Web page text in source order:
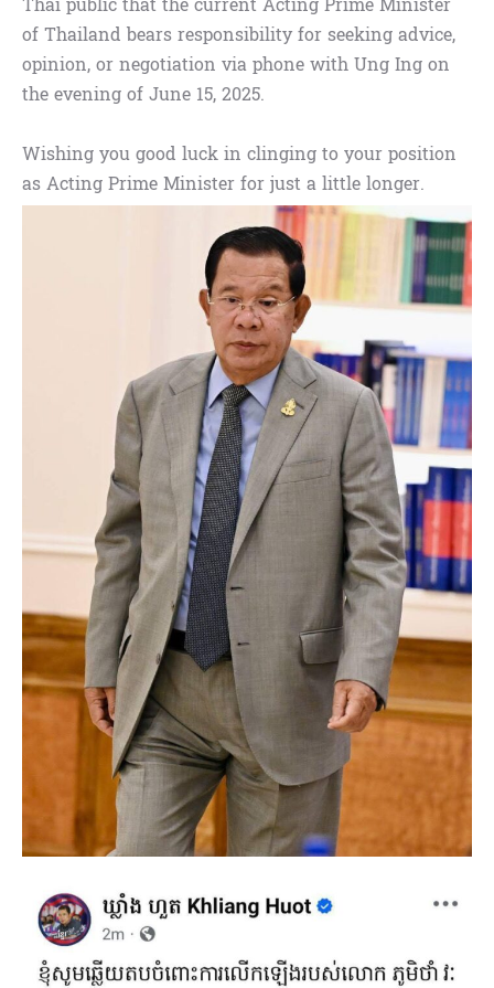
of Thailand bears responsibility for seeking advice,
opinion, or negotiation via phone with Ung Ing on
the evening of June 15, 2025.
Wishing you good luck in clinging to your position
as Acting Prime Minister for just a little longer.